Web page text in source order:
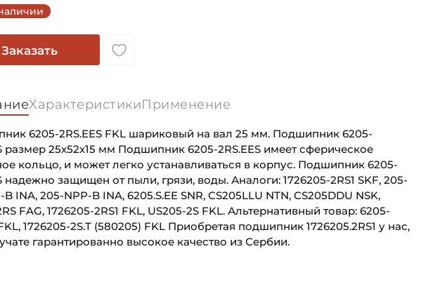
Заказать
ХарактеристикиПрименение
6205-2RS.EES FKL шариковый на вал 25 мм. Подшипник 6205-
размер 25х52х15 мм Подшипник 6205-2RS.EES имеет сферическое
кольцо, и может легко устанавливаться в корпус. Подшипник 6205-
надежно защищен от пыли, грязи, воды. Аналоги: 1726205-2RS1 SKF, 205-
INA, 205-NPP-B INA, 6205.S.EE SNR, CS205LLU NTN, CS205DDU NSK,
FAG, 1726205-2RS1 FKL, US205-2S FKL. Альтернативный товар: 6205-
1726205-2S.T (580205) FKL Приобретая подшипник 1726205.2RS1 у нас,
гарантированно высокое качество из Сербии.